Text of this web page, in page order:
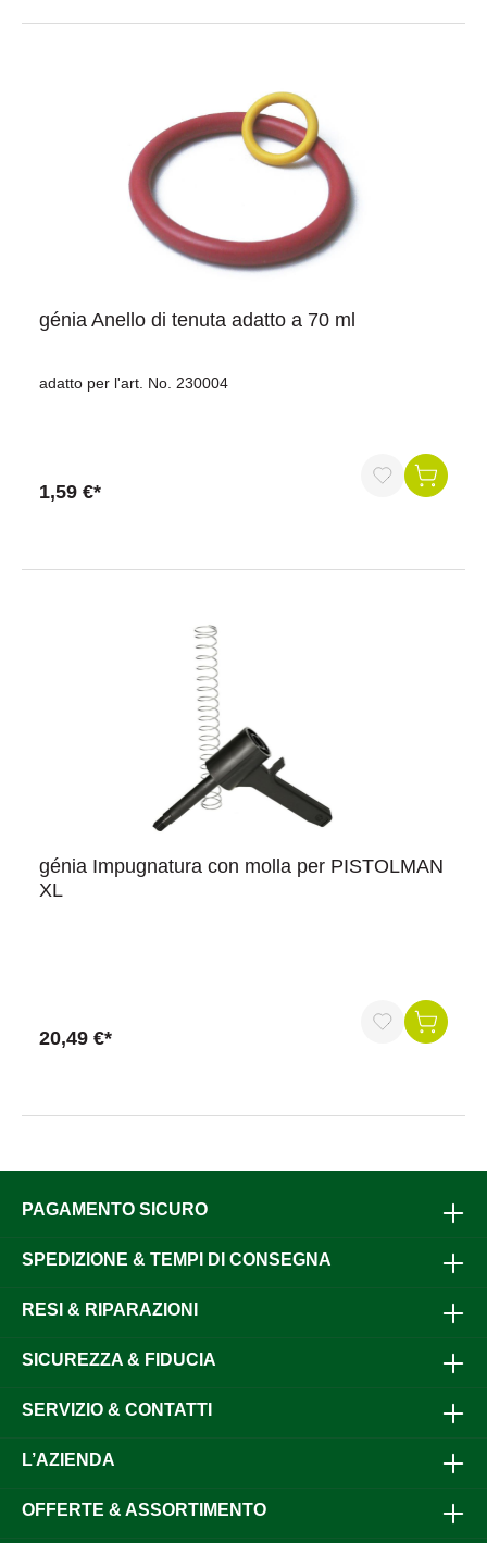
génia Anello di tenuta adatto a 70 ml
adatto per l'art. No. 230004
1,59 €*
génia Impugnatura con molla per PISTOLMAN
XL
20,49 €*
PAGAMENTO SICURO
SPEDIZIONE & TEMPI DI CONSEGNA
RESI & RIPARAZIONI
SICUREZZA & FIDUCIA
SERVIZIO & CONTATTI
L’AZIENDA
OFFERTE & ASSORTIMENTO